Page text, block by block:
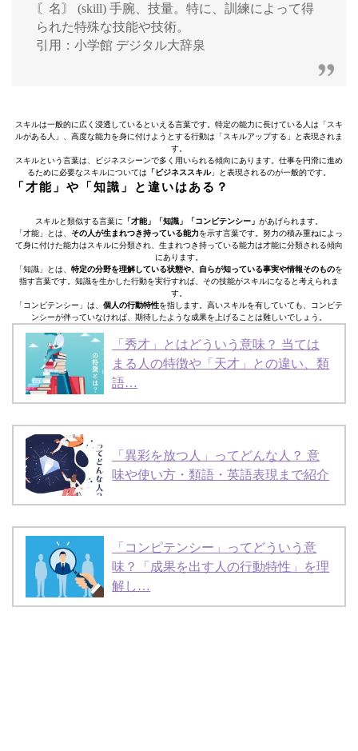
〘名〙 (skill) 手腕、技量。特に、訓練によって得
られた特殊な技能や技術。
引用：小学館 デジタル大辞泉
スキルは一般的に広く浸透しているといえる言葉です。特定の能力に長けている人は「スキ
ルがある人」、高度な能力を身に付けようとする行動は「スキルアップする」と表現されま
す。
スキルという言葉は、ビジネスシーンで多く用いられる傾向にあります。仕事を円滑に進め
るために必要なスキルについては 「ビジネススキル」と表現されるのが一般的です。
「才能」や「知識」と違いはある？
スキルと類似する言葉に 「才能」「知識」「コンピテンシー」 があげられます。
「才能」とは、 その人が生まれつき持っている能力を示す言葉です。努力の積み重ねによっ
て身に付けた能力はスキルに分類され、生まれつき持っている能力は才能に分類される傾向
にあります。
「知識」とは、 特定の分野を理解している状態や、自らが知っている事実や情報そのものを
指す言葉です。知識を生かした行動を実行すれば、その技能がスキルになると考えられま
す。
「コンピテンシー」は、 個人の行動特性を指します。高いスキルを有していても、コンピテ
ンシーが伴っていなければ、期待したような成果を上げることは難しいでしょう。
「秀才」とはどういう意味？ 当ては
まる人の特徴や「天才」との違い、類
語…
「異彩を放つ人」ってどんな人？ 意
味や使い方・類語・英語表現まで紹介
「コンピテンシー」ってどういう意
味？「成果を出す人の行動特性」を理
解し…